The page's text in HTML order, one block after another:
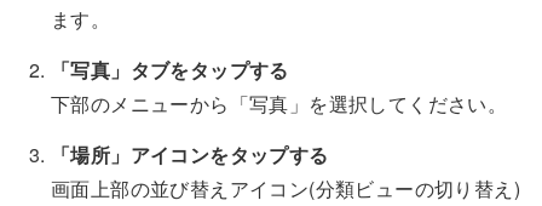
ます。
「写真」タブをタップする
下部のメニューから「写真」を選択してください。
「場所」アイコンをタップする
画面上部の並び替えアイコン(分類ビューの切り替え)